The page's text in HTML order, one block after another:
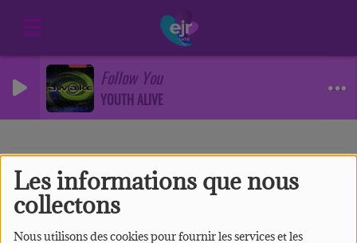
Les informations que nous
collectons
Nous utilisons des cookies pour fournir les services et les
Follow You
YOUTH ALIVE